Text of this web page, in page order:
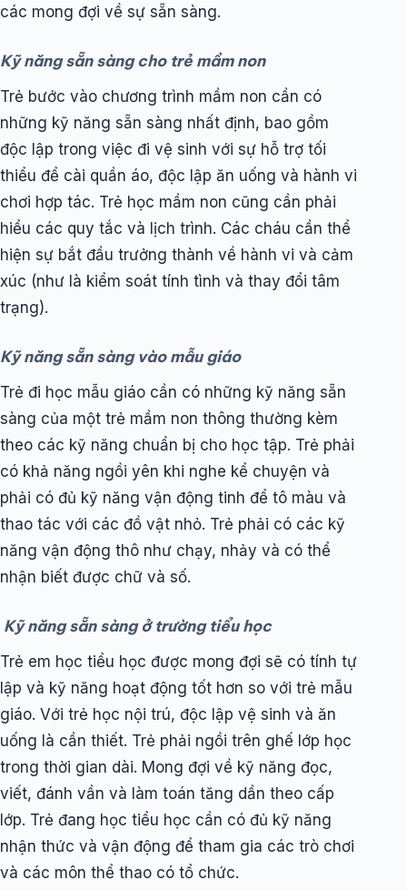
các mong đợi về sự sẵn sàng.
Kỹ năng sẵn sàng cho trẻ mầm non
Trẻ bước vào chương trình mầm non cần có
những kỹ năng sẵn sàng nhất định, bao gồm
độc lập trong việc đi vệ sinh với sự hỗ trợ tối
thiểu để cài quần áo, độc lập ăn uống và hành vi
chơi hợp tác. Trẻ học mầm non cũng cần phải
hiểu các quy tắc và lịch trình. Các cháu cần thể
hiện sự bắt đầu trưởng thành về hành vi và cảm
xúc (như là kiểm soát tính tình và thay đổi tâm
trạng).
Kỹ năng sẵn sàng vào mẫu giáo
Trẻ đi học mẫu giáo cần có những kỹ năng sẵn
sàng của một trẻ mầm non thông thường kèm
theo các kỹ năng chuẩn bị cho học tập. Trẻ phải
có khả năng ngồi yên khi nghe kể chuyện và
phải có đủ kỹ năng vận động tinh để tô màu và
thao tác với các đồ vật nhỏ. Trẻ phải có các kỹ
năng vận động thô như chạy, nhảy và có thể
nhận biết được chữ và số.
Kỹ năng sẵn sàng ở trường tiểu học
Trẻ em học tiểu học được mong đợi sẽ có tính tự
lập và kỹ năng hoạt động tốt hơn so với trẻ mẫu
giáo. Với trẻ học nội trú, độc lập vệ sinh và ăn
uống là cần thiết. Trẻ phải ngồi trên ghế lớp học
trong thời gian dài. Mong đợi về kỹ năng đọc,
viết, đánh vần và làm toán tăng dần theo cấp
lớp. Trẻ đang học tiểu học cần có đủ kỹ năng
nhận thức và vận động để tham gia các trò chơi
và các môn thể thao có tổ chức.